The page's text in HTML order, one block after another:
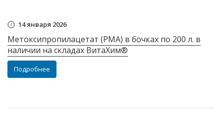
14 января 2026
Метоксипропилацетат (PMA) в бочках по 200 л. в
наличии на складах ВитаХим®
Подробнее